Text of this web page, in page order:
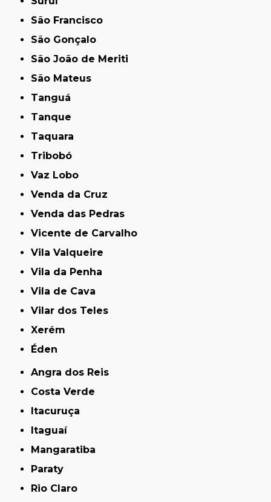
São Francisco
São Gonçalo
São João de Meriti
São Mateus
Tanguá
Tanque
Taquara
Tribobó
Vaz Lobo
Venda da Cruz
Venda das Pedras
Vicente de Carvalho
Vila Valqueire
Vila da Penha
Vila de Cava
Vilar dos Teles
Xerém
Éden
Angra dos Reis
Costa Verde
Itacuruça
Itaguaí
Mangaratiba
Paraty
Rio Claro